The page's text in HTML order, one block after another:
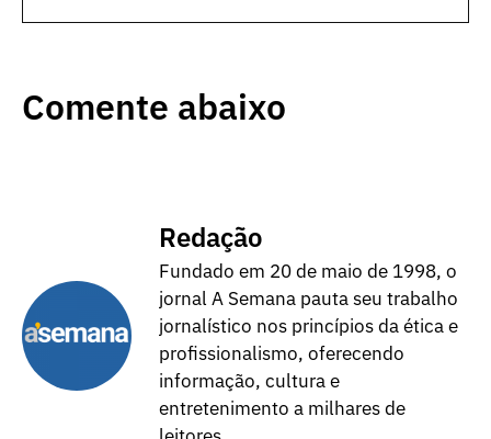
Comente abaixo
Redação
Fundado em 20 de maio de 1998, o
jornal A Semana pauta seu trabalho
jornalístico nos princípios da ética e
profissionalismo, oferecendo
informação, cultura e
entretenimento a milhares de